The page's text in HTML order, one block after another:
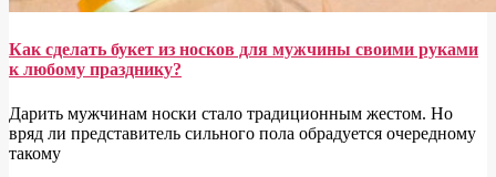
Как сделать букет из носков для мужчины своими руками
к любому празднику?
Дарить мужчинам носки стало традиционным жестом. Но
вряд ли представитель сильного пола обрадуется очередному
такому